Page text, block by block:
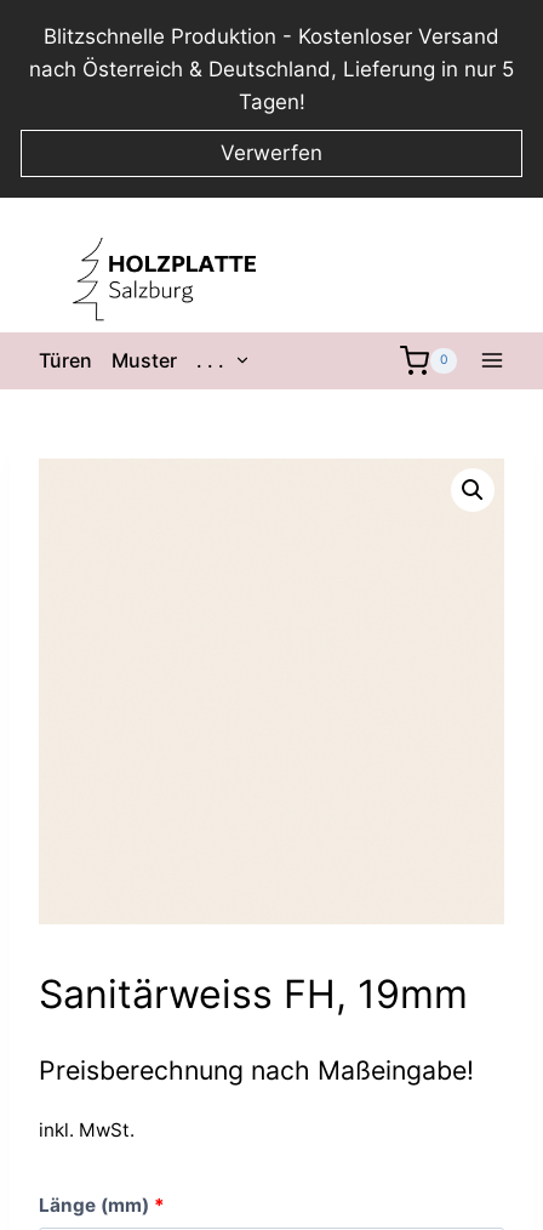
Blitzschnelle Produktion - Kostenloser Versand
nach Österreich & Deutschland, Lieferung in nur 5
Tagen!
Verwerfen
springen
Türen Muster . . . 0
Sanitärweiss FH, 19mm
Preisberechnung nach Maßeingabe!
inkl. MwSt.
Länge (mm) *